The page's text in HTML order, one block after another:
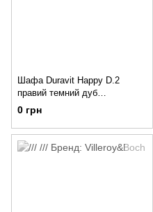
Шафа Duravit Happy D.2
правий темний дуб
H29253R7272
0 грн